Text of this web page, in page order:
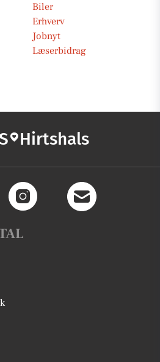
Biler
Erhverv
Jobnyt
Læserbidrag
Hirtshals